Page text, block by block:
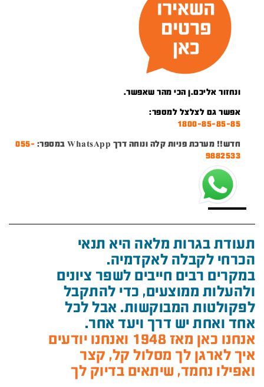
ונחזור אליכם.ן הכי מהר שאפשר.
אפשר גם לצלצל למספר:
1800-85-85-85
חדש!! מערכת פניות קלה ונוחה דרך WhatsApp במספר:
055-
9882533
תעודת בגרות מלאה היא תנאי
הכרחי לקבלה לאקדמיה.
במקרים רבים חייבים לשפר ציונים
ולהעלות ממוצעים, כדי להתקבל
לפקולטות המבוקשות. אבל לכל
אחד ואחת יש דרך ויעד אחר.
אנחנו כאן מאז 1948 ואנחנו יודעים
איך לארגן לך מסלול קל, קצר
ואפילו נחמד, שיתאים בדיוק לך